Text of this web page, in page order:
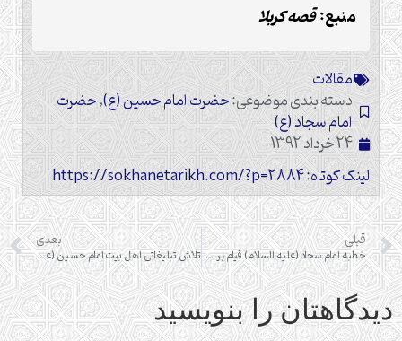
منبع:قصه کربلا
مقالات
دسته بندی موضوعی:حضرت امام حسین (ع),حضرت
امام سجاد (ع)
24 خرداد 1392
لینک کوتاه: https://sokhanetarikh.com/?p=2884
قبلی
خطبه امام سجاد (علیه السلام) قیام بر علیه نیرنگ ها
بعدی
تلاش تبلیغاتی اهل بیت امام حسین (علیه السلام)
دیدگاهتان را بنویسید